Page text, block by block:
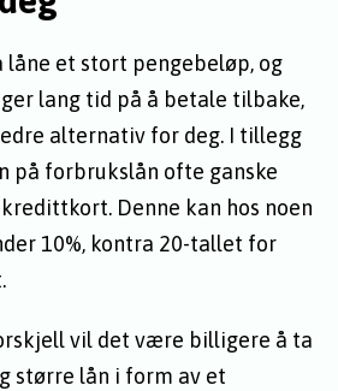
låne et stort pengebeløp, og
lang tid på å betale tilbake,
alternativ for deg. I tillegg
på forbrukslån ofte ganske
Denne kan hos noen
10%, kontra 20-tallet for
vil det være billigere å ta
større lån i form av et